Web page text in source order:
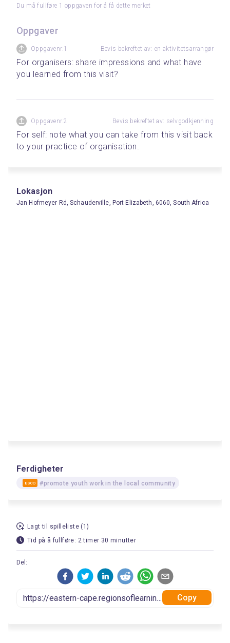
Du må fullføre 1 oppgaven for å få dette merket
Oppgaver
Oppgavenr.1 Bevis bekreftet av: en aktivitetsarrangør
For organisers: share impressions and what have
you learned from this visit?
Oppgavenr.2 Bevis bekreftet av: selvgodkjenning
For self: note what you can take from this visit back
to your practice of organisation.
Lokasjon
Jan Hofmeyer Rd, Schauderville, Port Elizabeth, 6060, South Africa
Ferdigheter
ESCO #promote youth work in the local community
Lagt til spilleliste (1)
Tid på å fullføre: 2 timer 30 minutter
Del:
Copy